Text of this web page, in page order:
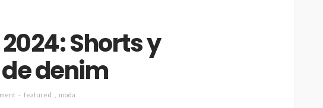
Shorts y
denim
featured moda